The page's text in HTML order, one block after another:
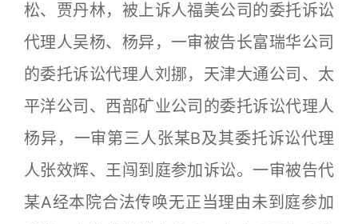
松、贾丹林，被上诉人福美公司的委托诉讼
代理人吴杨、杨异，一审被告长富瑞华公司
的委托诉讼代理人刘挪，天津大通公司、太
平洋公司、西部矿业公司的委托诉讼代理人
杨异，一审第三人张某B及其委托诉讼代理
人张效辉、王闯到庭参加诉讼。一审被告代
某A经本院合法传唤无正当理由未到庭参加